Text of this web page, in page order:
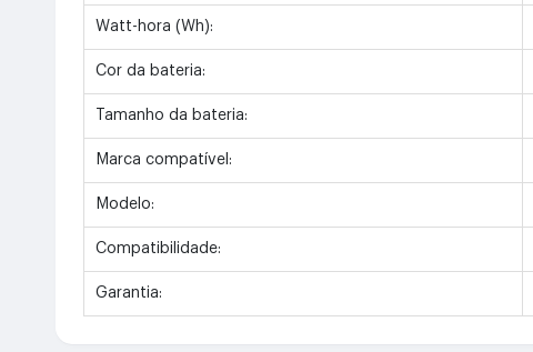
Watt-hora (Wh):
Cor da bateria:
Tamanho da bateria:
Marca compatível:
Modelo:
Compatibilidade:
Garantia: